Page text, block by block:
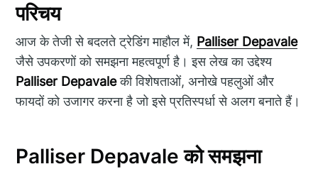
परिचय
आज के तेजी से बदलते ट्रेडिंग माहौल में, Palliser Depavale
जैसे उपकरणों को समझना महत्वपूर्ण है। इस लेख का उद्देश्य
Palliser Depavaleकी विशेषताओं, अनोखे पहलुओं और
फायदों को उजागर करना है जो इसे प्रतिस्पर्धा से अलग बनाते हैं।
Palliser Depavale को समझना